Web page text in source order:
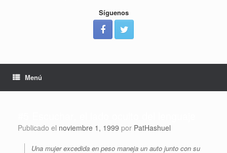
Síguenos
Menú
Publicado el noviembre 1, 1999 por PatHashuel
Una mujer excedida en peso maneja un auto junto con su